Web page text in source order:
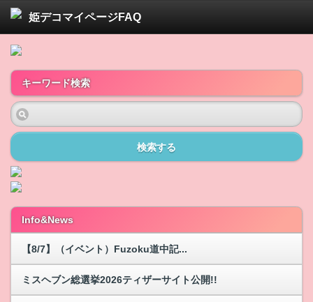
姫デコマイページFAQ
キーワード検索
検索する
Info&News
【8/7】（イベント）Fuzoku道中記...
ミスヘブン総選挙2026ティザーサイト公開!!